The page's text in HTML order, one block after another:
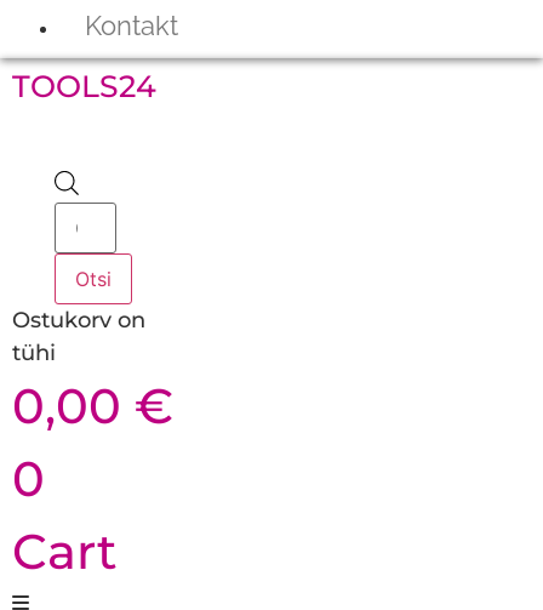
Kontakt
TOOLS24
Products
search
Otsi
Ostukorv on
tühi
0,00 €
0
Cart